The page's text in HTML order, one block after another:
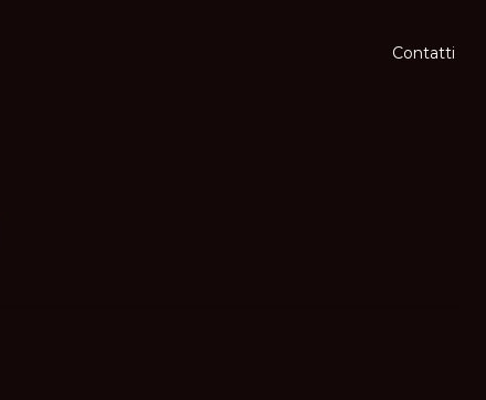
Contatti